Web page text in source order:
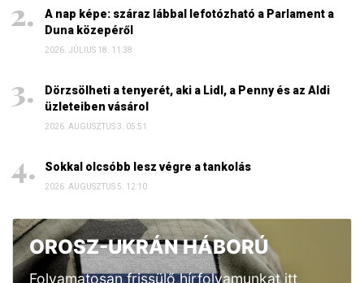
A nap képe: száraz lábbal lefotózható a Parlament a
Duna közepéről
2026. JÚLIUS 18. 11:38
Dörzsölheti a tenyerét, aki a Lidl, a Penny és az Aldi
üzleteiben vásárol
2026. AUGUSZTUS 3. 05:51
Sokkal olcsóbb lesz végre a tankolás
2026. AUGUSZTUS 5. 12:10
OROSZ-UKRÁN HÁBORÚ
Folyamatosan frissülő hírfolyamunkat itt